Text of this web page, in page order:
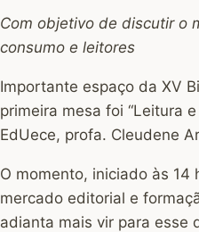
Com objetivo de discutir o
consumo e leitores
Importante espaço da XV
primeira mesa foi “Leitura
EdUece, profa. Cleudene
O momento, iniciado às
mercado editorial e
adianta mais vir para esse